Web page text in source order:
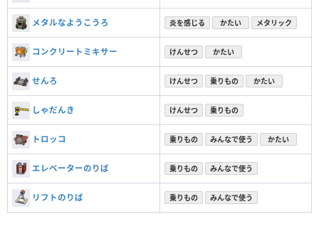
メタルなようこうろ 炎を感じる かたい メタリック
コンクリートミキサー けんせつ かたい
せんろ けんせつ 乗りもの かたい
しゃだんき けんせつ 乗りもの
トロッコ 乗りもの みんなで使う かたい
エレベーターのりば 乗りもの みんなで使う
リフトのりば 乗りもの みんなで使う